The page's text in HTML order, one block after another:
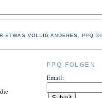
ETWAS VÖLLIG ANDERES. PPQ
PPQ FOLGEN
Email: